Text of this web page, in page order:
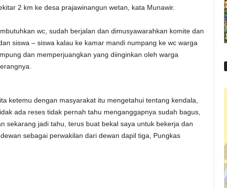
2 km ke desa prajawinangun wetan, kata Munawir.
wc, sudah berjalan dan dimusyawarahkan komite dan
siswa – siswa kalau ke kamar mandi numpang ke wc warga
dan memperjuangkan yang diinginkan oleh warga
ketemu dengan masyarakat itu mengetahui tentang kendala,
ada reses tidak pernah tahu menganggapnya sudah bagus,
sekarang jadi tahu, terus buat bekal saya untuk bekerja dan
sebagai perwakilan dari dewan dapil tiga, Pungkas